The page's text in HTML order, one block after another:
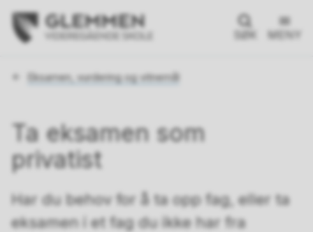
SØK MENY
Du
Eksamen, vurdering og vitnemål
Ta eksamen som
privatist
Har du behov for å ta opp fag, eller ta
eksamen i et fag du ikke har fra